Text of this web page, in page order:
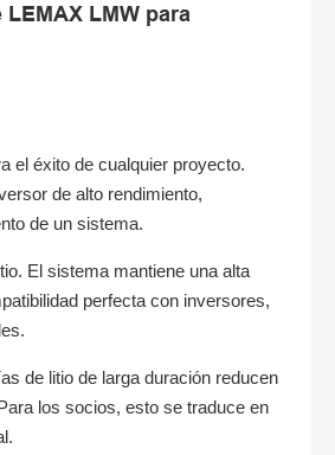
LMW para
el éxito de cualquier proyecto.
de alto rendimiento,
de un sistema.
El sistema mantiene una alta
perfecta con inversores,
de litio de larga duración reducen
los socios, esto se traduce en